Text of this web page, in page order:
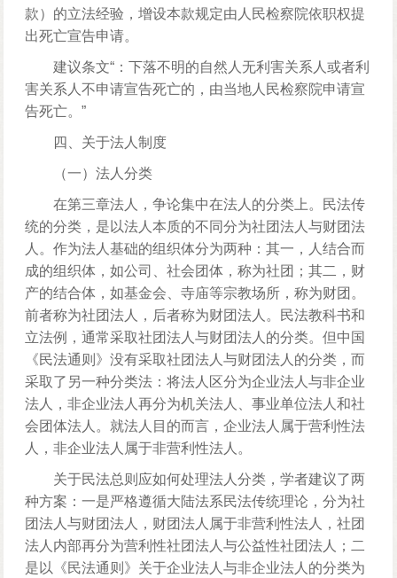
款）的立法经验，增设本款规定由人民检察院依职权提
出死亡宣告申请。
建议条文“：下落不明的自然人无利害关系人或者利
害关系人不申请宣告死亡的，由当地人民检察院申请宣
告死亡。”
四、关于法人制度
（一）法人分类
在第三章法人，争论集中在法人的分类上。民法传
统的分类，是以法人本质的不同分为社团法人与财团法
人。作为法人基础的组织体分为两种：其一，人结合而
成的组织体，如公司、社会团体，称为社团；其二，财
产的结合体，如基金会、寺庙等宗教场所，称为财团。
前者称为社团法人，后者称为财团法人。民法教科书和
立法例，通常采取社团法人与财团法人的分类。但中国
《民法通则》没有采取社团法人与财团法人的分类，而
采取了另一种分类法：将法人区分为企业法人与非企业
法人，非企业法人再分为机关法人、事业单位法人和社
会团体法人。就法人目的而言，企业法人属于营利性法
人，非企业法人属于非营利性法人。
关于民法总则应如何处理法人分类，学者建议了两
种方案：一是严格遵循大陆法系民法传统理论，分为社
团法人与财团法人，财团法人属于非营利性法人，社团
法人内部再分为营利性社团法人与公益性社团法人；二
是以《民法通则》关于企业法人与非企业法人的分类为